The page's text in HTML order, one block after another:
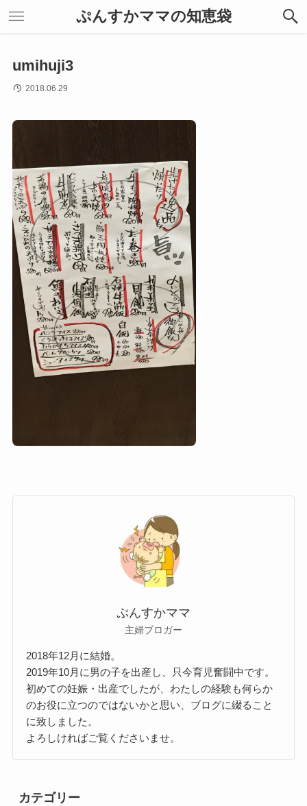
ぷんすかママの知恵袋
umihuji3
2018.06.29
ぷんすかママ
主婦ブロガー
2018年12月に結婚。
2019年10月に男の子を出産し、只今育児奮闘中です。
初めての妊娠・出産でしたが、わたしの経験も何らか
のお役に立つのではないかと思い、ブログに綴ること
に致しました。
よろしければご覧くださいませ。
カテゴリー